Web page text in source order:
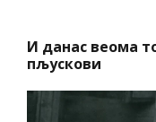
И данас веома
пљускови